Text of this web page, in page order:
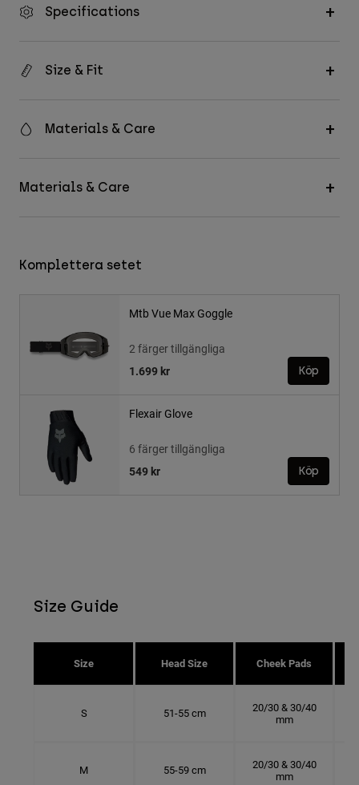
Specifications
Size & Fit
Materials & Care
Materials & Care
Komplettera setet
Mtb Vue Max Goggle
2 färger tillgängliga
1.699 kr
Köp
Flexair Glove
6 färger tillgängliga
549 kr
Köp
Size Guide
Size Head Size Cheek Pads
S 51-55 cm
20/30 & 30/40
mm
M 55-59 cm
20/30 & 30/40
mm